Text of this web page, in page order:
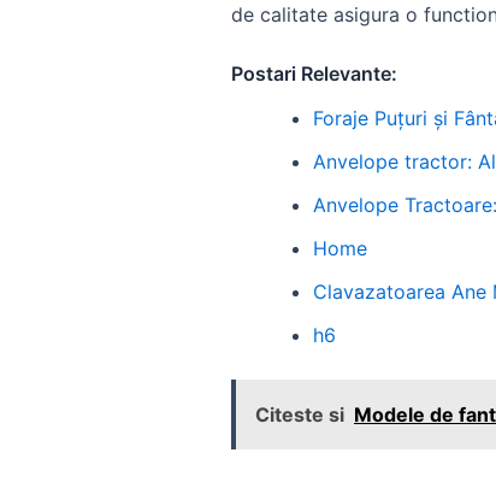
de calitate asigura o
Postari Relevante:
Foraje Puțuri și
Anvelope tractor:
Anvelope
Home
Clavazatoarea Ane
h6
Citeste si Modele de